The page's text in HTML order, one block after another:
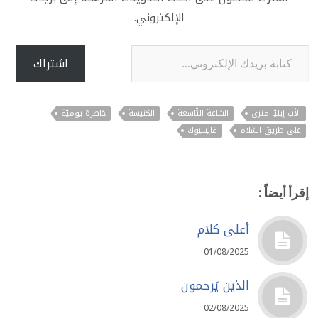
الإلكتروني.
كتابة بريدك الإلكتروني...
اشتراك
الأب إيليّا متري السّاعة التّاسعة الكنيسة
خاطرة يوميّة
على طريق السّلام
فايسبوك
إقرأ أيضاً :
أعلى كلام
01/08/2025
الذين يَرحمون
02/08/2025